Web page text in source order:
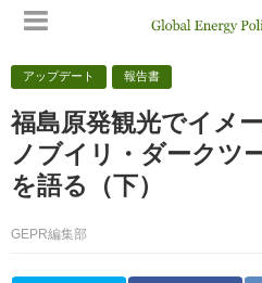
アップデート 報告書
福島原発観光でイメ
ノブイリ・ダークツ
を語る（下）
GEPR編集部